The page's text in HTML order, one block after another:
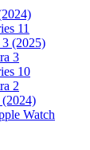
11
(2025)
3
10
2
Watch